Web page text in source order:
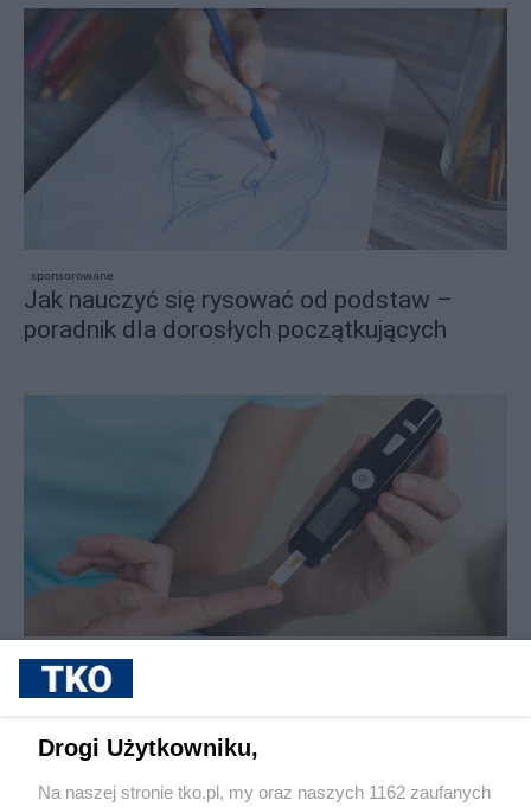
sponsorowane
Jak nauczyć się rysować od podstaw –
poradnik dla dorosłych początkujących
sponsorowane
Cukrzyca – cicha epidemia, która
możliwości leczenia i rosnąca rola
Drogi Użytkowniku,
Na naszej stronie tko.pl, my oraz naszych 1162 zaufanych